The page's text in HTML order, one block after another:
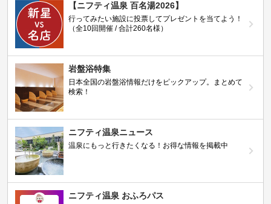
【ニフティ温泉 百名湯2026】
行ってみたい施設に投票してプレゼントを当てよう！
（全10回開催 / 合計260名様）
岩盤浴特集
日本全国の岩盤浴情報だけをピックアップ。まとめて
検索！
ニフティ温泉ニュース
温泉にもっと行きたくなる！お得な情報を掲載中
ニフティ温泉 おふろパス